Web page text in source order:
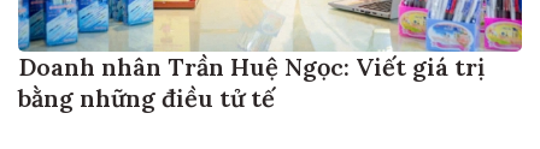
Doanh nhân Trần Huệ Ngọc: Viết giá trị
bằng những điều tử tế